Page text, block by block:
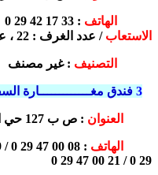
الهاتف : 33 17 42 29 0
الاستعاب / عدد الغرف : 22 ، عدد الاسرة : 44
التصنيف : غير
3 فندق مغـــــــــــــارة
العنوان : ص ب 127 حي ايفري - جانت
الهاتف : 08 00 47 29 0 / 89 04 49 99 06
29 0 / 21 00 47 29 0